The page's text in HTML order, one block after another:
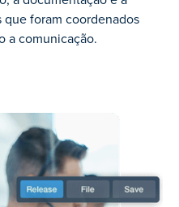
foram coordenados
a comunicação.